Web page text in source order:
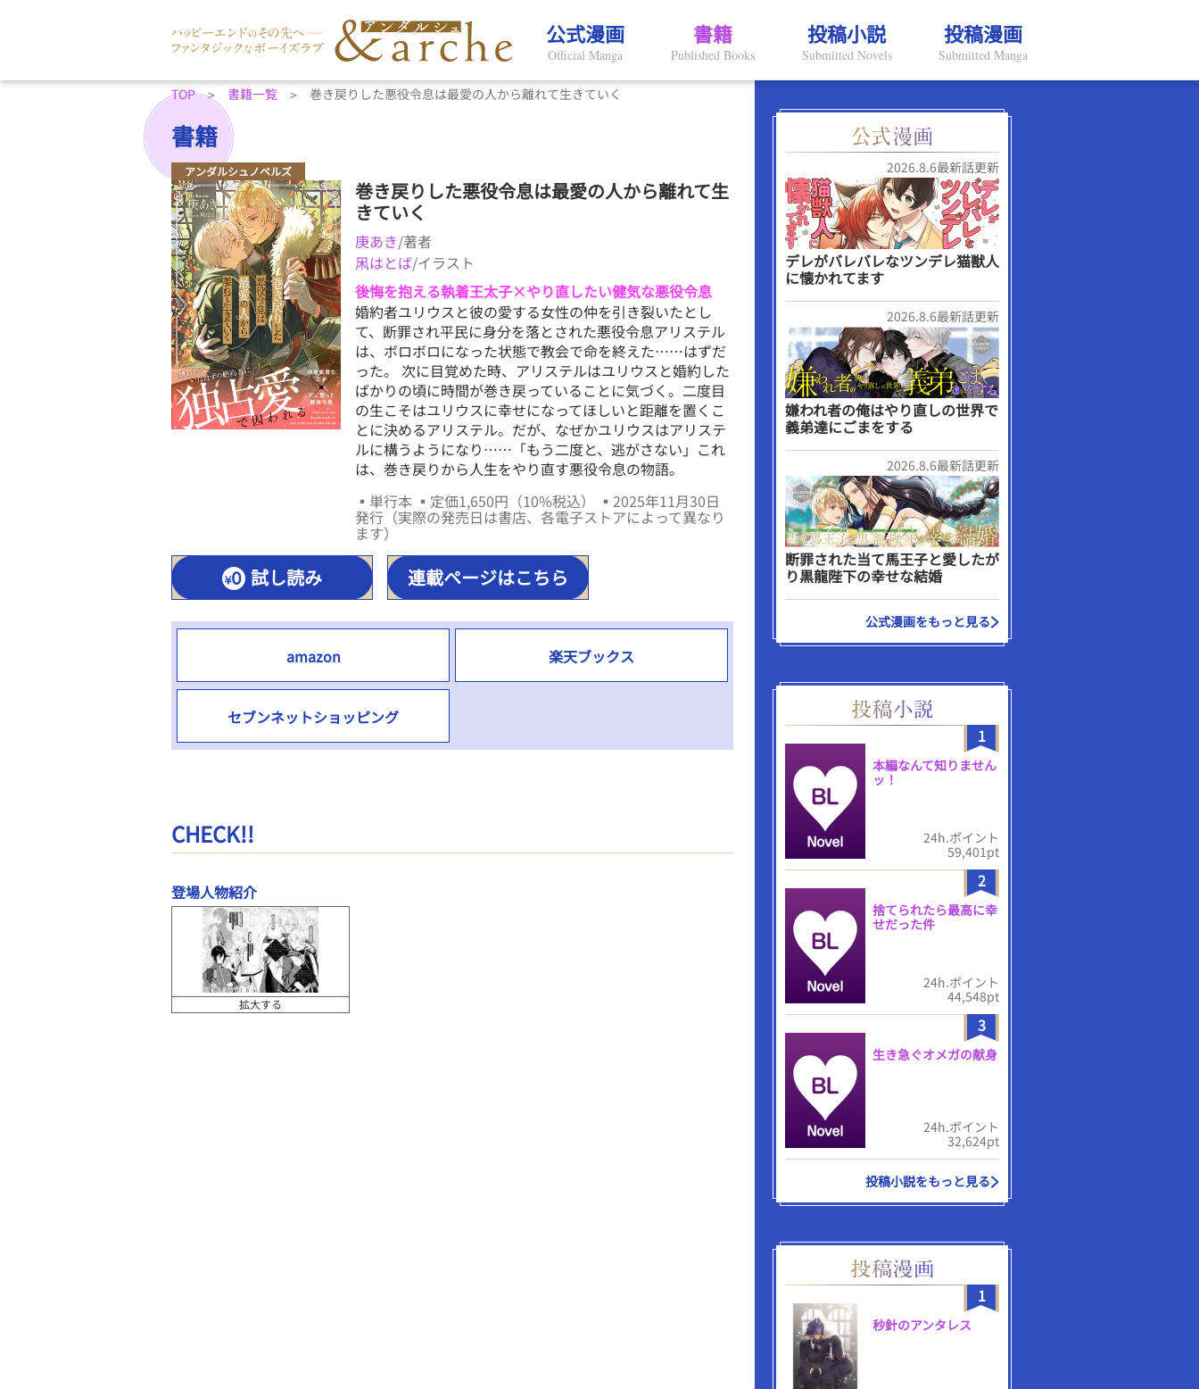
公式漫画
Official Manga
書籍
Published Books
投稿小説
Submitted Novels
投稿漫画
Submitted Manga
TOP 書籍一覧 巻き戻りした悪役令息は最愛の人から離れて生きていく
書籍
アンダルシュノベルズ
巻き戻りした悪役令息は最愛の人から離れて生
きていく
庚あき/著者
凩はとば/イラスト
後悔を抱える執着王太子×やり直したい健気な悪役令息
婚約者ユリウスと彼の愛する女性の仲を引き裂いたとし
て、断罪され平民に身分を落とされた悪役令息アリステル
は、ボロボロになった状態で教会で命を終えた……はずだ
った。 次に目覚めた時、アリステルはユリウスと婚約した
ばかりの頃に時間が巻き戻っていることに気づく。二度目
の生こそはユリウスに幸せになってほしいと距離を置くこ
とに決めるアリステル。だが、なぜかユリウスはアリステ
ルに構うようになり……「もう二度と、逃がさない」これ
は、巻き戻りから人生をやり直す悪役令息の物語。
▪単行本 ▪定価1,650円（10%税込） ▪2025年11月30日
発行（実際の発売日は書店、各電子ストアによって異なり
ます）
試し読み 連載ページはこちら
amazon 楽天ブックス
セブンネットショッピング
CHECK!!
登場人物紹介
拡大する
2026.8.6最新話更新
デレがバレバレなツンデレ猫獣人
に懐かれてます
2026.8.6最新話更新
嫌われ者の俺はやり直しの世界で
義弟達にごまをする
2026.8.6最新話更新
断罪された当て馬王子と愛したが
り黒龍陛下の幸せな結婚
公式漫画をもっと見る
1
本編なんて知りません
ッ！
24h.ポイント
59,401pt
2
捨てられたら最高に幸
せだった件
24h.ポイント
44,548pt
3
生き急ぐオメガの献身
24h.ポイント
32,624pt
投稿小説をもっと見る
1
秒針のアンタレス